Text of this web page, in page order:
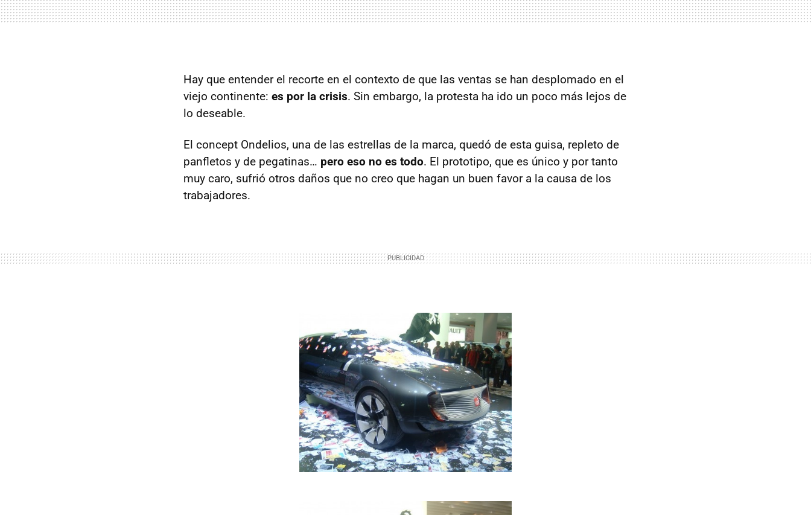
Hay que entender el recorte en el contexto de que las ventas se han desplomado en el
viejo continente: es por la crisis. Sin embargo, la protesta ha ido un poco más lejos de
lo deseable.
El concept Ondelios, una de las estrellas de la marca, quedó de esta guisa, repleto de
panfletos y de pegatinas… pero eso no es todo. El prototipo, que es único y por tanto
muy caro, sufrió otros daños que no creo que hagan un buen favor a la causa de los
trabajadores.